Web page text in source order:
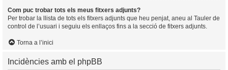
Com puc trobar tots els meus fitxers adjunts?
Per trobar la llista de tots els fitxers adjunts que heu penjat, aneu al Tauler de
control de l’usuari i seguiu els enllaços fins a la secció de fitxers adjunts.
Torna a l’inici
Incidències amb el phpBB